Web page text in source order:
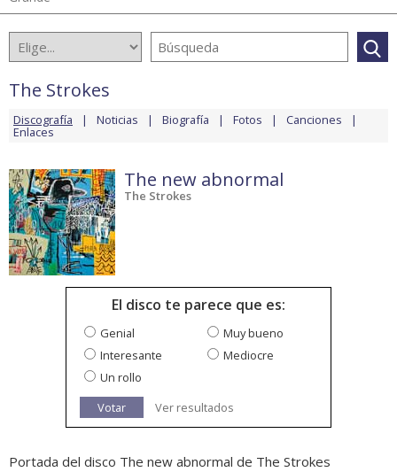
The Strokes
Discografía Noticias Biografía Fotos Canciones
Enlaces
The new abnormal
The Strokes
El disco te parece que es:
Genial
Muy bueno
Interesante
Mediocre
Un rollo
Votar
Ver resultados
Portada del disco The new abnormal de The Strokes